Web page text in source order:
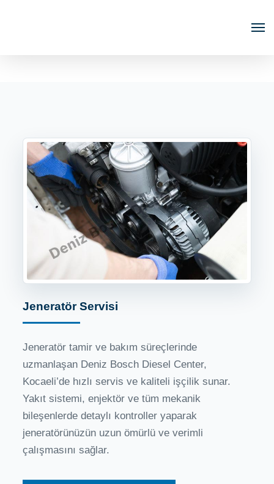
Jeneratör Servisi
Jeneratör tamir ve bakım süreçlerinde
uzmanlaşan Deniz Bosch Diesel Center,
Kocaeli’de hızlı servis ve kaliteli işçilik sunar.
Yakıt sistemi, enjektör ve tüm mekanik
bileşenlerde detaylı kontroller yaparak
jeneratörünüzün uzun ömürlü ve verimli
çalışmasını sağlar.